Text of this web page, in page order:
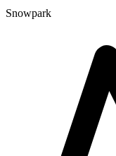
Snowpark